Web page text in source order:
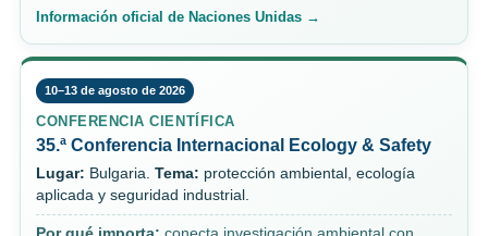
Información oficial de Naciones Unidas →
10–13 de agosto de 2026
CONFERENCIA CIENTÍFICA
35.ª Conferencia Internacional Ecology & Safety
Lugar: Bulgaria. Tema: protección ambiental, ecología
aplicada y seguridad industrial.